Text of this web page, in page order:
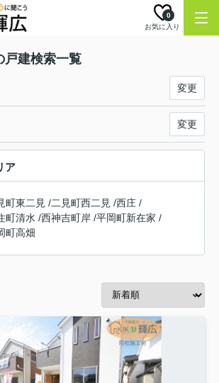
お気に入り
0
戸建検索一覧
変更
変更
ア
町東二見 /二見町西二見 /西庄 /
町清水 /西神吉町岸 /平岡町新在家 /
町高畑